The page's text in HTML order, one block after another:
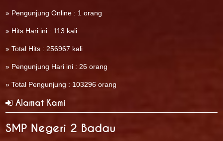
» Pengunjung Online : 1 orang
» Hits Hari ini : 113 kali
» Total Hits : 256967 kali
» Pengunjung Hari ini : 26 orang
» Total Pengunjung : 103296 orang
Alamat Kami
SMP Negeri 2 Badau